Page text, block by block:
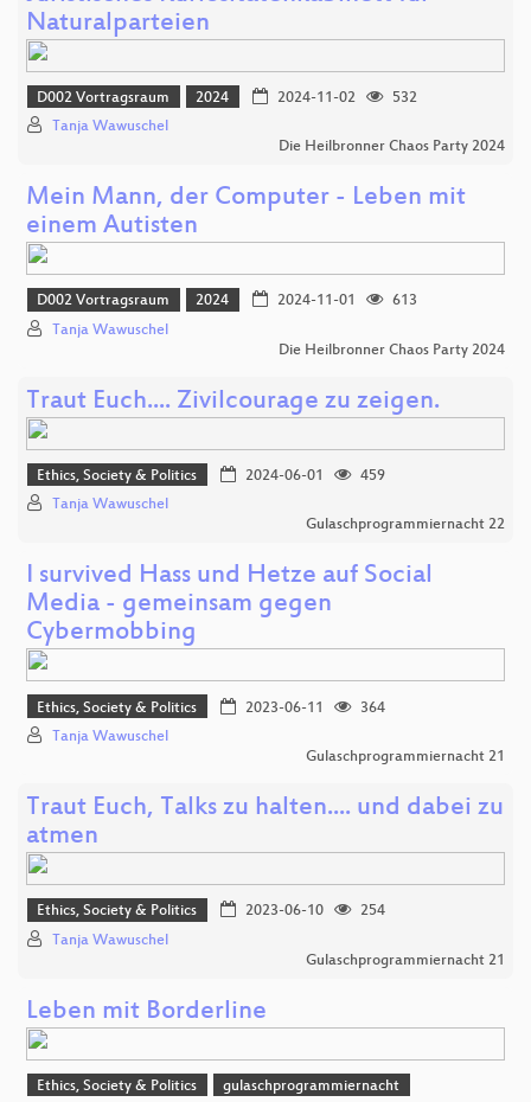
Naturalparteien
D002 Vortragsraum 2024 2024-11-02
532
Tanja Wawuschel
Die Heilbronner Chaos Party 2024
Mein Mann, der Computer - Leben mit
einem Autisten
D002 Vortragsraum 2024 2024-11-01
613
Tanja Wawuschel
Die Heilbronner Chaos Party 2024
Traut Euch.... Zivilcourage zu zeigen.
Ethics, Society & Politics 2024-06-01
459
Tanja Wawuschel
Gulaschprogrammiernacht 22
I survived Hass und Hetze auf Social
Media - gemeinsam gegen
Cybermobbing
Ethics, Society & Politics 2023-06-11
364
Tanja Wawuschel
Gulaschprogrammiernacht 21
Traut Euch, Talks zu halten.... und dabei zu
atmen
Ethics, Society & Politics 2023-06-10
254
Tanja Wawuschel
Gulaschprogrammiernacht 21
Leben mit Borderline
Ethics, Society & Politics gulaschprogrammiernacht